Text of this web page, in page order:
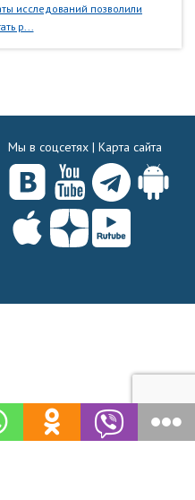
исследований позволили
р...
Мы в соцсетях | Карта сайта